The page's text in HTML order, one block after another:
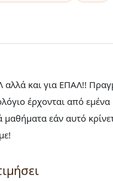
και για ΕΠΑΛ!!
έρχονται από
μαθήματα εάν αυτό